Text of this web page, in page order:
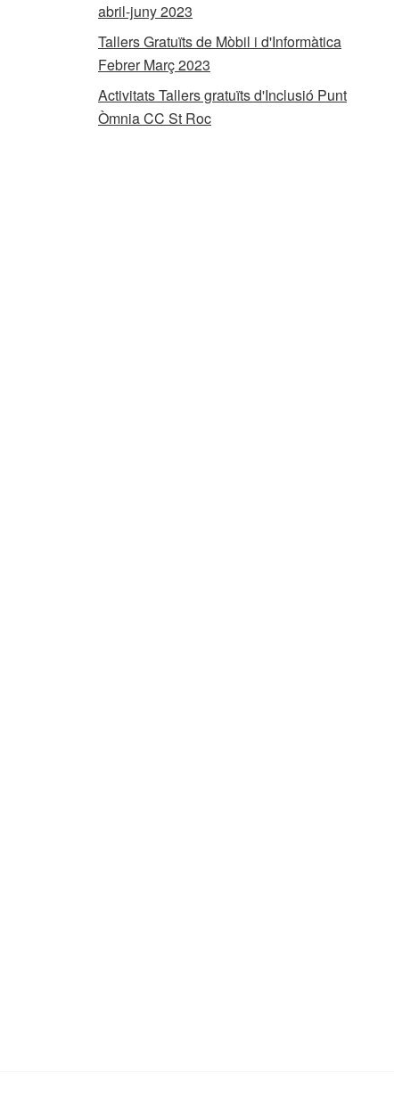
abril-juny 2023
Tallers Gratuïts de Mòbil i d'Informàtica
Febrer Març 2023
Activitats Tallers gratuïts d'Inclusió Punt
Òmnia CC St Roc